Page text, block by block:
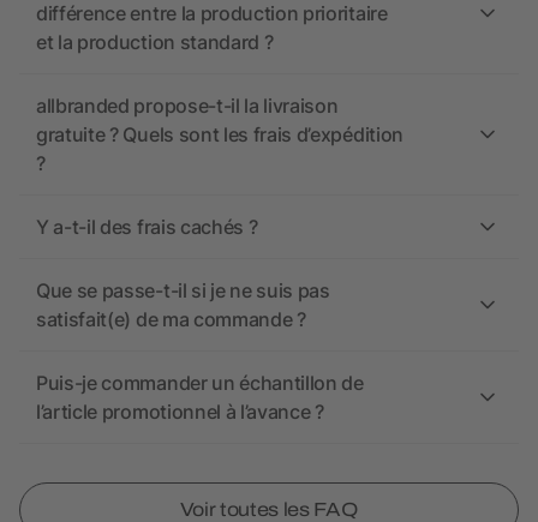
différence entre la production prioritaire
et la production standard ?
allbranded propose-t-il la livraison
gratuite ? Quels sont les frais d’expédition
?
Y a-t-il des frais cachés ?
Que se passe-t-il si je ne suis pas
satisfait(e) de ma commande ?
Puis-je commander un échantillon de
l’article promotionnel à l’avance ?
Voir toutes les FAQ